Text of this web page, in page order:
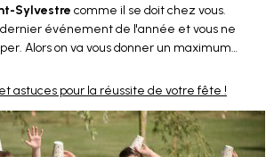
Sylvestre comme il se doit chez vous.
événement de l'année et vous ne
Alors on va vous donner un maximum
astuces pour la réussite de votre fête !